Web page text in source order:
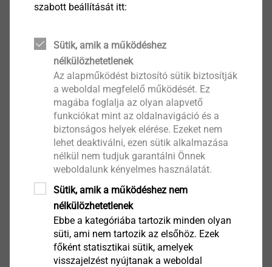
műszaki értékesítő
lsimonfay@ejot.com
+36 30 343 0684
Közép- és Kelet-Magyarország
Szlama Zoltán
műszaki értékesítő
zszlama@ejot.com
+36 20 395 7851
Értékesítési pontok- Válasszon régiót!
szabott beállítását itt:
Sütik, amik a működéshez
nélkülözhetetlenek
Az alapműködést biztosító sütik biztosítják
a weboldal megfelelő működését. Ez
magába foglalja az olyan alapvető
funkciókat mint az oldalnavigáció és a
biztonságos helyek elérése. Ezeket nem
lehet deaktiválni, ezen sütik alkalmazása
nélkül nem tudjuk garantálni Önnek
weboldalunk kényelmes használatát.
Sütik, amik a működéshez nem
nélkülözhetetlenek
Ebbe a kategóriába tartozik minden olyan
süti, ami nem tartozik az elsőhöz. Ezek
főként statisztikai sütik, amelyek
visszajelzést nyújtanak a weboldal